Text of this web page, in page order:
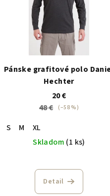
Pánske grafitové polo
Hechter
20 €
48 €
(–58 %)
S M
XL
Skladom (1 ks)
Detail